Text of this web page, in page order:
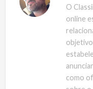
O
online
como